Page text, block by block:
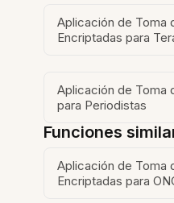
Aplicación de Toma
Encriptadas para
Aplicación de Toma
para Periodistas
Funciones
Aplicación de Toma
Encriptadas para